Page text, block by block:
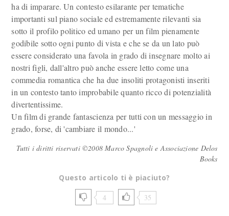
ha di imparare. Un contesto esilarante per tematiche
importanti sul piano sociale ed estremamente rilevanti sia
sotto il profilo politico ed umano per un film pienamente
godibile sotto ogni punto di vista e che se da un lato può
essere considerato una favola in grado di insegnare molto ai
nostri figli, dall'altro può anche essere letto come una
commedia romantica che ha due insoliti protagonisti inseriti
in un contesto tanto improbabile quanto ricco di potenzialità
divertentissime.
Un film di grande fantascienza per tutti con un messaggio in
grado, forse, di 'cambiare il mondo...'
Tutti i diritti riservati ©2008 Marco Spagnoli e Associazione Delos
Books
Questo articolo ti è piaciuto?
4 35